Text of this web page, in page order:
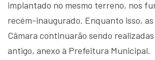
implantado no mesmo terreno, nos
recém-inaugurado. Enquanto isso, as
Câmara continuarão sendo
antigo, anexo à Prefeitura Municipal.